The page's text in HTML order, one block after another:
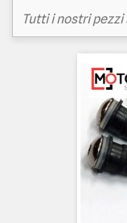
Tutti i nostri